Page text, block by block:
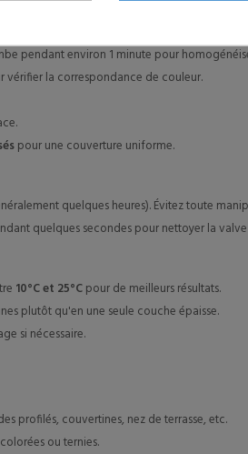
à traiter pour éliminer toute poussière, graisse
pendant environ 1 minute pour
vérifier la correspondance de couleur.
pour une couverture uniforme.
quelques heures). Évitez toute
quelques secondes pour nettoyer la
10°C et 25°Cpour de meilleurs résultats.
plutôt qu'en une seule couche épaisse.
si nécessaire.
profilés, couvertines, nez de terrasse, etc.
ou ternies.